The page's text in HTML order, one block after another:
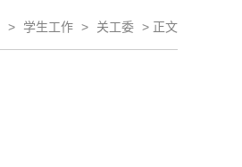
> 学生工作 > 关工委 > 正文